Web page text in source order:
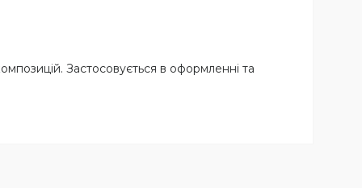
Застосовується в оформленні та